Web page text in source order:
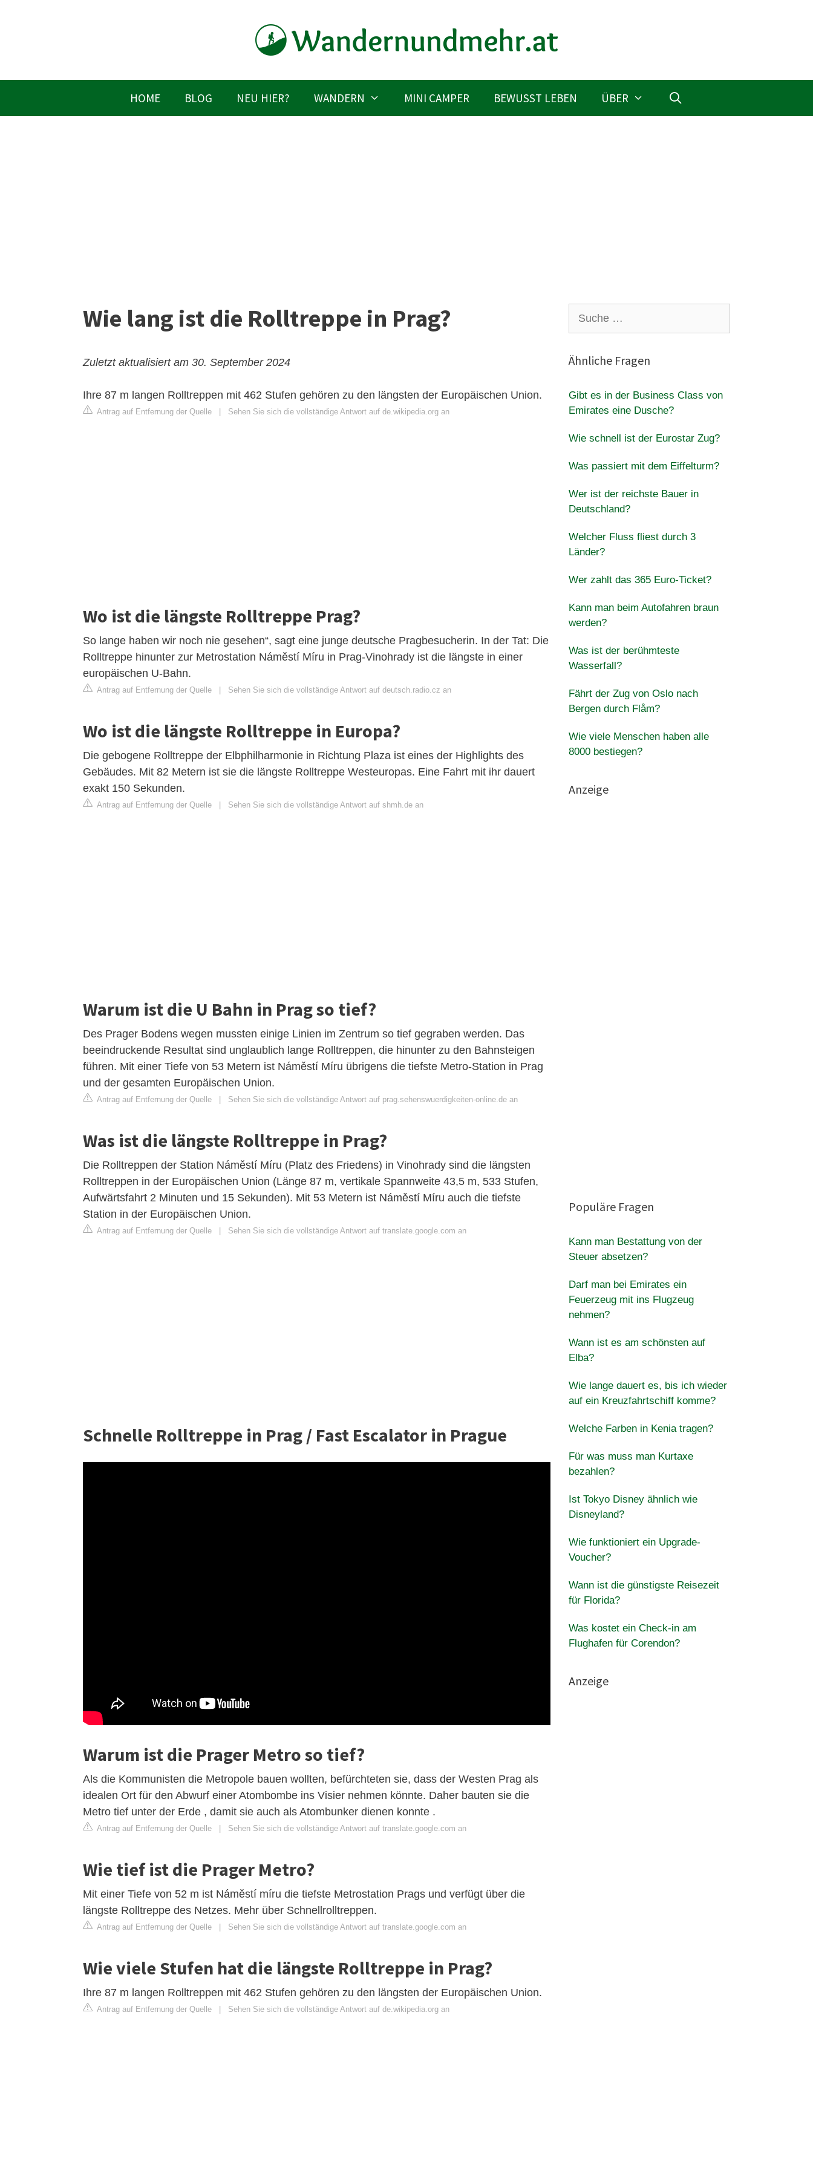
HOME BLOG NEU HIER? WANDERN MINI CAMPER BEWUSST LEBEN ÜBER
Wie lang ist die Rolltreppe in Prag?
Zuletzt aktualisiert am 30. September 2024
Ihre 87 m langen Rolltreppen mit 462 Stufen gehören zu den längsten der Europäischen Union.
Antrag auf Entfernung der Quelle Sehen Sie sich die vollständige Antwort auf de.wikipedia.org an
Wo ist die längste Rolltreppe Prag?
So lange haben wir noch nie gesehen“, sagt eine junge deutsche Pragbesucherin. In der Tat: Die
Rolltreppe hinunter zur Metrostation Náměstí Míru in Prag-Vinohrady ist die längste in einer
europäischen U-Bahn.
Antrag auf Entfernung der Quelle Sehen Sie sich die vollständige Antwort auf deutsch.radio.cz an
Wo ist die längste Rolltreppe in Europa?
Die gebogene Rolltreppe der Elbphilharmonie in Richtung Plaza ist eines der Highlights des
Gebäudes. Mit 82 Metern ist sie die längste Rolltreppe Westeuropas. Eine Fahrt mit ihr dauert
exakt 150 Sekunden.
Antrag auf Entfernung der Quelle Sehen Sie sich die vollständige Antwort auf shmh.de an
Warum ist die U Bahn in Prag so tief?
Des Prager Bodens wegen mussten einige Linien im Zentrum so tief gegraben werden. Das
beeindruckende Resultat sind unglaublich lange Rolltreppen, die hinunter zu den Bahnsteigen
führen. Mit einer Tiefe von 53 Metern ist Náměstí Míru übrigens die tiefste Metro-Station in Prag
und der gesamten Europäischen Union.
Antrag auf Entfernung der Quelle Sehen Sie sich die vollständige Antwort auf prag.sehenswuerdigkeiten-online.de an
Was ist die längste Rolltreppe in Prag?
Die Rolltreppen der Station Náměstí Míru (Platz des Friedens) in Vinohrady sind die längsten
Rolltreppen in der Europäischen Union (Länge 87 m, vertikale Spannweite 43,5 m, 533 Stufen,
Aufwärtsfahrt 2 Minuten und 15 Sekunden). Mit 53 Metern ist Náměstí Míru auch die tiefste
Station in der Europäischen Union.
Antrag auf Entfernung der Quelle Sehen Sie sich die vollständige Antwort auf translate.google.com an
Schnelle Rolltreppe in Prag / Fast Escalator in Prague
Warum ist die Prager Metro so tief?
Als die Kommunisten die Metropole bauen wollten, befürchteten sie, dass der Westen Prag als
idealen Ort für den Abwurf einer Atombombe ins Visier nehmen könnte. Daher bauten sie die
Metro tief unter der Erde , damit sie auch als Atombunker dienen konnte .
Antrag auf Entfernung der Quelle | Sehen Sie sich die vollständige Antwort auf translate.google.com an
Wie tief ist die Prager Metro?
Mit einer Tiefe von 52 m ist Náměstí míru die tiefste Metrostation Prags und verfügt über die
längste Rolltreppe des Netzes. Mehr über Schnellrolltreppen.
Antrag auf Entfernung der Quelle | Sehen Sie sich die vollständige Antwort auf translate.google.com an
Wie viele Stufen hat die längste Rolltreppe in Prag?
Ihre 87 m langen Rolltreppen mit 462 Stufen gehören zu den längsten der Europäischen Union.
Antrag auf Entfernung der Quelle | Sehen Sie sich die vollständige Antwort auf de.wikipedia.org an
nach:
Ähnliche Fragen
Gibt es in der Business Class von
Emirates eine Dusche?
Wie schnell ist der Eurostar Zug?
Was passiert mit dem Eiffelturm?
Wer ist der reichste Bauer in
Deutschland?
Welcher Fluss fliest durch 3
Länder?
Wer zahlt das 365 Euro-Ticket?
Kann man beim Autofahren braun
werden?
Was ist der berühmteste
Wasserfall?
Fährt der Zug von Oslo nach
Bergen durch Flåm?
Wie viele Menschen haben alle
8000 bestiegen?
Anzeige
Populäre Fragen
Kann man Bestattung von der
Steuer absetzen?
Darf man bei Emirates ein
Feuerzeug mit ins Flugzeug
nehmen?
Wann ist es am schönsten auf
Elba?
Wie lange dauert es, bis ich wieder
auf ein Kreuzfahrtschiff komme?
Welche Farben in Kenia tragen?
Für was muss man Kurtaxe
bezahlen?
Ist Tokyo Disney ähnlich wie
Disneyland?
Wie funktioniert ein Upgrade-
Voucher?
Wann ist die günstigste Reisezeit
für Florida?
Was kostet ein Check-in am
Flughafen für Corendon?
Anzeige